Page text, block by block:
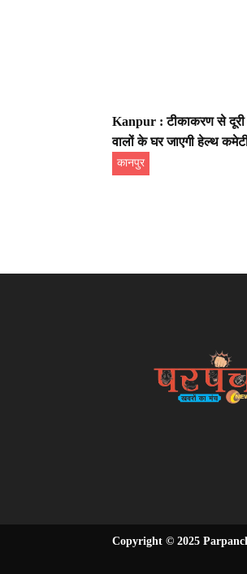
Kanpur : टीकाकरण से दूरी
वालों के घर जाएगी हेल्थ
कानपुर
Copyright © 2025